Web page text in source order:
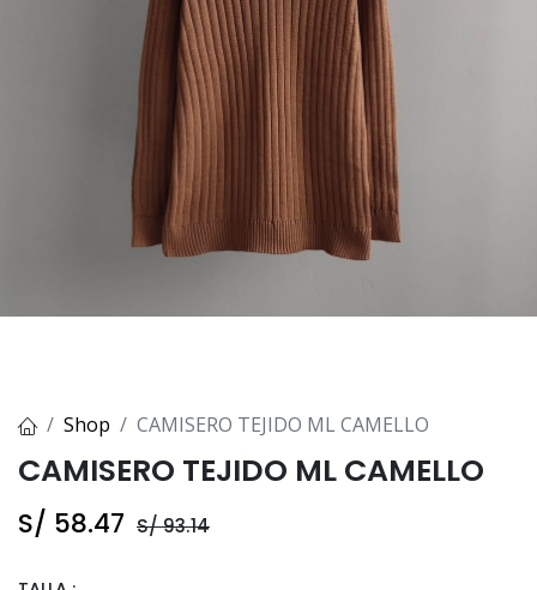
Shop CAMISERO TEJIDO ML CAMELLO
CAMISERO TEJIDO ML CAMELLO
S/ 58.47 S/93.14